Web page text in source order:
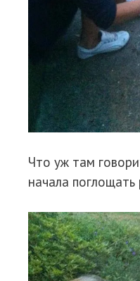
Что уж там
начала